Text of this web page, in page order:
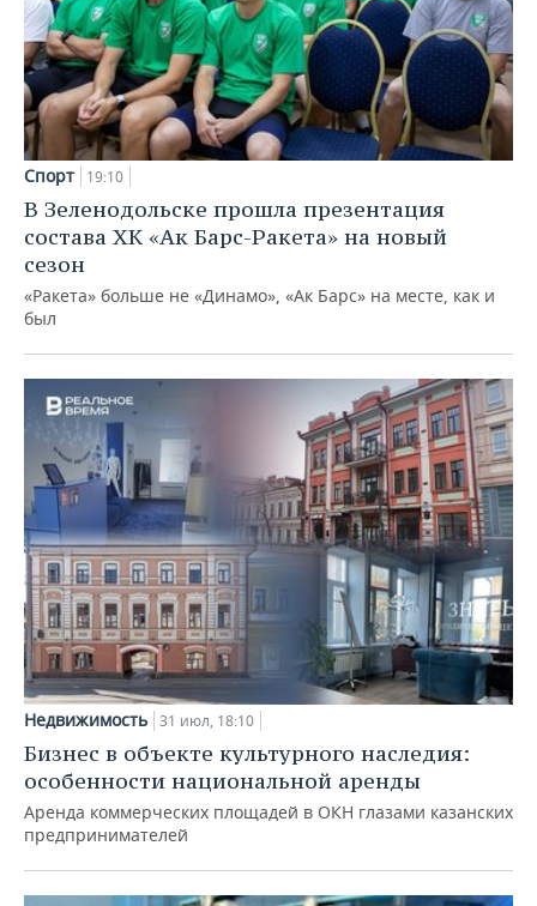
Спорт 19:10
В Зеленодольске прошла презентация
состава ХК «Ак Барс-Ракета» на новый
сезон
«Ракета» больше не «Динамо», «Ак Барс» на месте, как и
был
Недвижимость 31 июл, 18:10
Бизнес в объекте культурного наследия:
особенности национальной аренды
Аренда коммерческих площадей в ОКН глазами казанских
предпринимателей